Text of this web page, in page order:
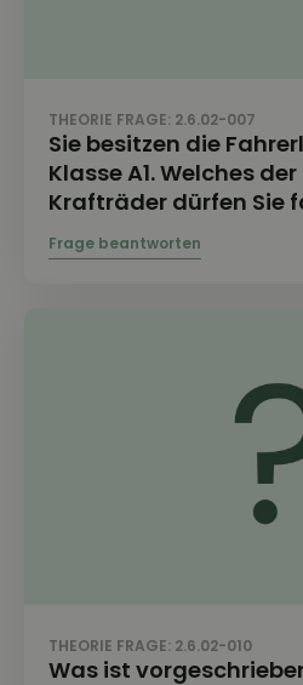
THEORIE FRAGE: 2.6.02-007
Sie besitzen die
Klasse A1. Welches
Krafträder dürfen Sie
THEORIE FRAGE: 2.6.02-010
Was ist